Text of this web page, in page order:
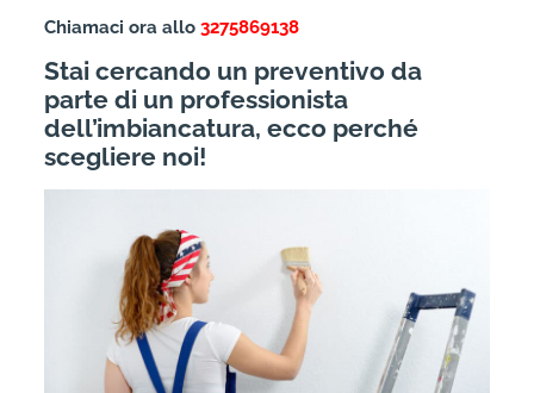
Chiamaci ora allo 3275869138
Stai cercando un preventivo da
parte di un professionista
dell’imbiancatura, ecco perché
scegliere noi!